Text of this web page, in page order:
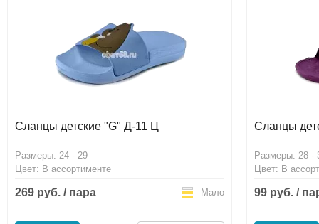
Сланцы детские "G" Д-11 Ц
Размеры: 24 - 29
Цвет: В ассортименте
269 руб. / пара Мало
Сланцы
Размеры: 28 -
Цвет: В
99 руб. /